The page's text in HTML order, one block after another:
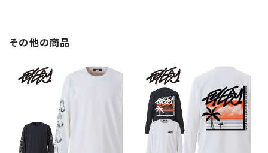
その他の商品